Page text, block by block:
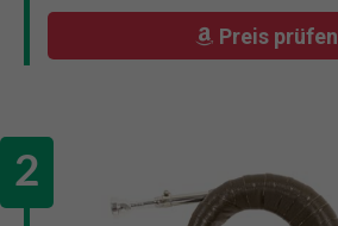
Preis prüfen